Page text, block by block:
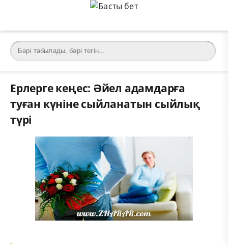
Ерлерге кеңес: Әйел адамдарға
туған күніне сыйланатын сыйлық
түрі